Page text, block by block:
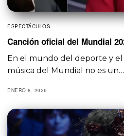
ESPECTÁCULOS
Canción oficial del Mundial
En el mundo del deporte y
música del Mundial no es un…
ENERO 8, 2026